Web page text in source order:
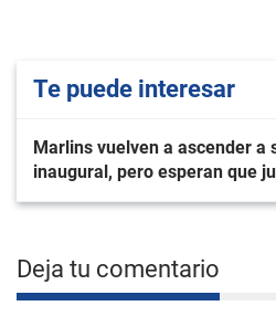
Te puede interesar
Marlins vuelven a ascender a
inaugural, pero esperan que
Deja tu comentario